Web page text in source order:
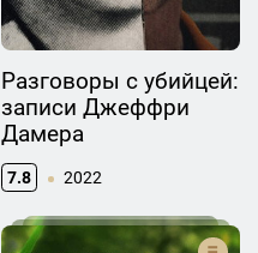
Разговоры с убийцей:
записи Джеффри
Дамера
7.8 2022